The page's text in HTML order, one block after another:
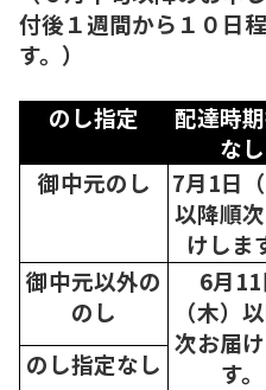
付後１週間から１０日
す。）
のし指定
配達時
なし
御中元のし
7月1日（
以降順次
けしま
御中元以外の
のし
6月11
（木）
次お届
す。
のし指定なし